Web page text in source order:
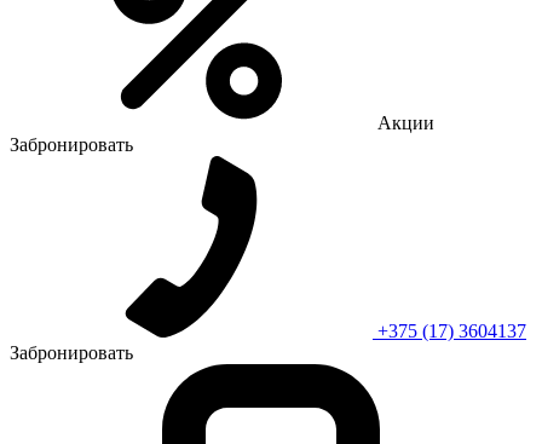
Акции
Забронировать
+375 (17) 3604137
Забронировать